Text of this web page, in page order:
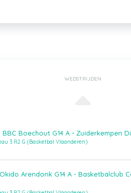
WEDSTRIJDEN
BBC Boechout G14 A - Zuiderkempen
3 R2 G (Basketbal Vlaanderen)
Arendonk G14 A - Basketbalclub